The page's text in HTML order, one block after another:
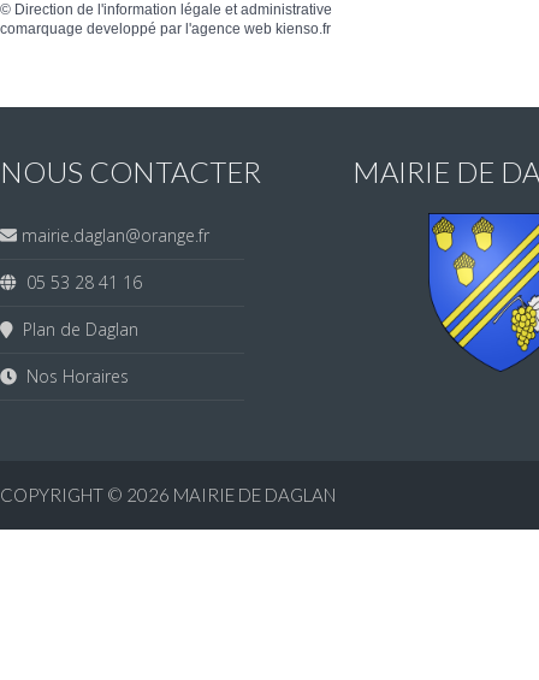
© Direction de l'information légale et administrative
comarquage developpé par l'agence web kienso.fr
NOUS CONTACTER
mairie.daglan@orange.fr
05 53 28 41 16
Plan de Daglan
Nos Horaires
MAIRIE DE
COPYRIGHT © 2026 MAIRIE DE DAGLAN